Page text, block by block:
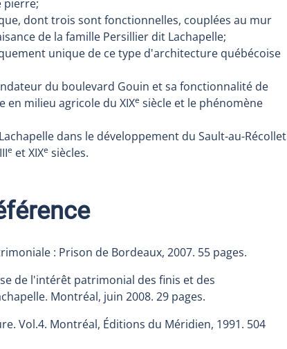
pierre;
dont trois sont fonctionnelles, couplées au mur
de la famille Persillier dit Lachapelle;
unique de ce type d'architecture québécoise
du boulevard Gouin et sa fonctionnalité de
milieu agricole du XIXe siècle et le phénomène
dans le développement du Sault-au-Récollet
e et XIXe siècles.
: Prison de Bordeaux, 2007. 55 pages.
de l'intérêt patrimonial des finis et des
Montréal, juin 2008. 29 pages.
Vol.4. Montréal, Éditions du Méridien, 1991. 504